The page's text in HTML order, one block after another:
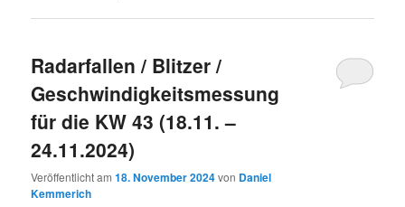
Radarfallen / Blitzer /
Geschwindigkeitsmessung
für die KW 43 (18.11. –
24.11.2024)
Veröffentlicht am18. November 2024von Daniel
Kemmerich